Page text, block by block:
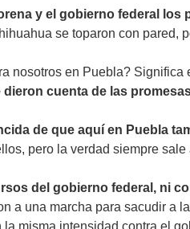
y el gobierno federal los
se toparon con pared,
nosotros en Puebla?
cuenta de las
de que aquí en Puebla
pero la verdad siempre
del gobierno federal, ni
a una marcha para sacudir a
la misma intensidad contra el